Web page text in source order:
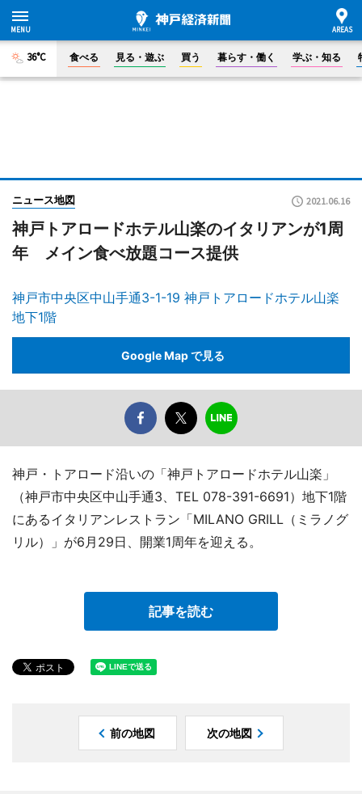
36°C 食べる 見る・遊ぶ 買う 暮らす・働く 学ぶ・知る
ニュース地図 2021.06.16
神戸トアロードホテル山楽のイタリアンが1周
年 メイン食べ放題コース提供
神戸市中央区中山手通3-1-19 神戸トアロードホテル山楽
地下1階
Google Map で見る
神戸・トアロード沿いの「神戸トアロードホテル山楽」
（神戸市中央区中山手通3、TEL 078-391-6691）地下1階
にあるイタリアンレストラン「MILANO GRILL（ミラノグ
リル）」が6月29日、開業1周年を迎える。
記事を読む
前の地図 次の地図